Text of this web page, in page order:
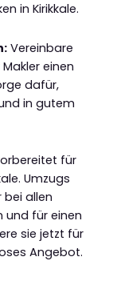
in Kirikkale.
Vereinbare
einen
dafür,
in gutem
für
Umzugs
bei allen
und für einen
sie jetzt für
Angebot.